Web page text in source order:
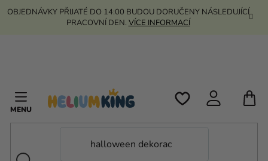
Přejít
OBJEDNÁVKY PŘIJATÉ DO 14:00 BUDOU DORUČENY NÁSLEDUJÍCÍ
PRACOVNÍ DEN. VÍCE INFORMACÍ